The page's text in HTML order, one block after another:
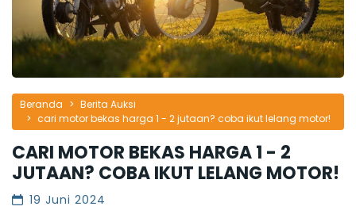
Beranda
Berita Auksi
cari motor bekas harga 1 - 2 jutaan? coba ikut lelang motor!
CARI MOTOR BEKAS HARGA 1 - 2
JUTAAN? COBA IKUT LELANG MOTOR!
19 Juni 2024